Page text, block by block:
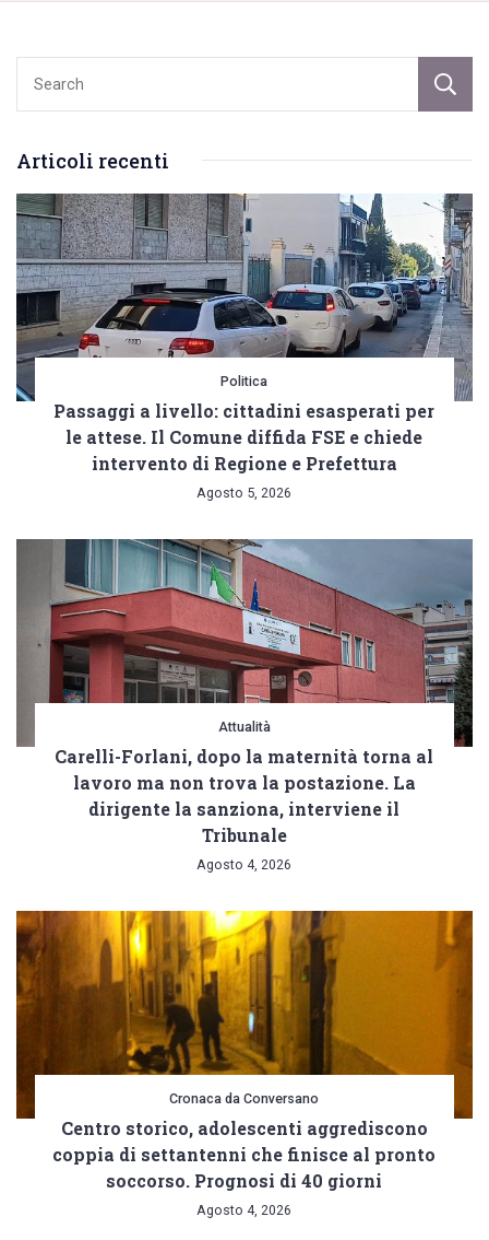
Articoli recenti
Politica
Passaggi a livello: cittadini esasperati per
le attese. Il Comune diffida FSE e chiede
intervento di Regione e Prefettura
Agosto 5, 2026
Attualità
Carelli-Forlani, dopo la maternità torna al
lavoro ma non trova la postazione. La
dirigente la sanziona, interviene il
Tribunale
Agosto 4, 2026
Cronaca da Conversano
Centro storico, adolescenti aggrediscono
coppia di settantenni che finisce al pronto
soccorso. Prognosi di 40 giorni
Agosto 4, 2026